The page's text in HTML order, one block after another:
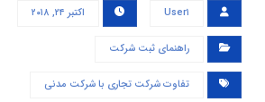
User۱ اکتبر ۲۴, ۲۰۱۸
راهنمای ثبت شرکت
تفاوت شرکت تجاری با شرکت مدنی